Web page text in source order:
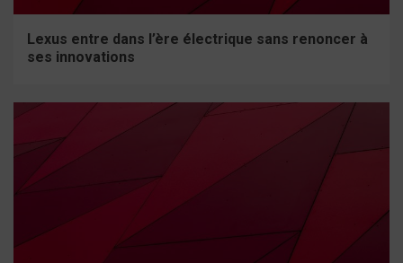
Lexus entre dans l’ère électrique sans renoncer à
ses innovations